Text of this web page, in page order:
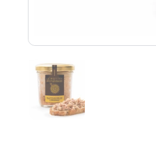
Mostra diapositiva 1